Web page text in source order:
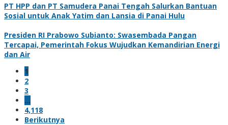
PT HPP dan PT Samudera Panai Tengah Salurkan Bantuan
Sosial untuk Anak Yatim dan Lansia di Panai Hulu
Presiden RI Prabowo Subianto: Swasembada Pangan
Tercapai, Pemerintah Fokus Wujudkan Kemandirian Energi
dan Air
1
2
3
…
4,118
Berikutnya